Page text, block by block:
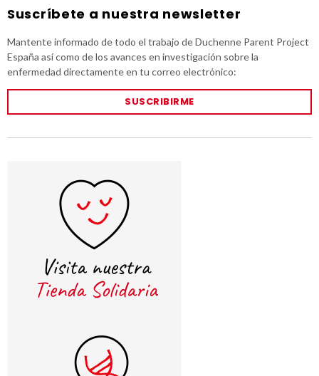
Suscríbete a nuestra newsletter
Mantente informado de todo el trabajo de Duchenne Parent Project
España así como de los avances en investigación sobre la
enfermedad directamente en tu correo electrónico:
SUSCRIBIRME